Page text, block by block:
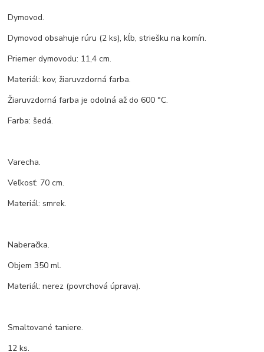
Dymovod.
Dymovod obsahuje rúru (2 ks), kĺb, striešku na komín.
Priemer dymovodu: 11,4 cm.
Materiál: kov, žiaruvzdorná farba.
Žiaruvzdorná farba je odolná až do 600 °C.
Farba: šedá.
Varecha.
Veľkosť: 70 cm.
Materiál: smrek.
Naberačka.
Objem 350 ml.
Materiál: nerez (povrchová úprava).
Smaltované taniere.
12 ks.